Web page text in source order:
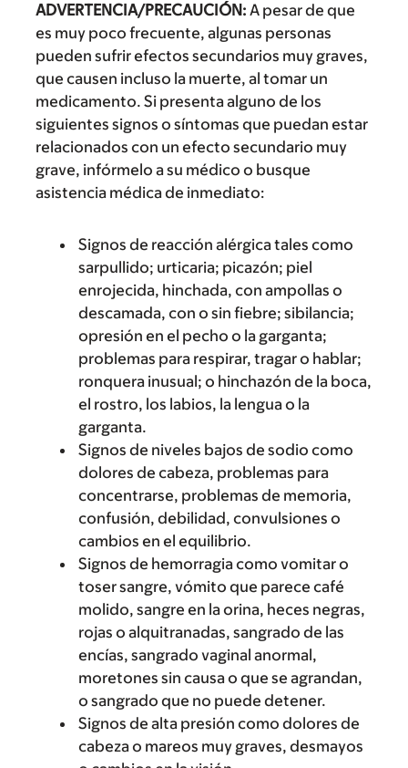
ADVERTENCIA/PRECAUCIÓN: A pesar de que
es muy poco frecuente, algunas personas
pueden sufrir efectos secundarios muy graves,
que causen incluso la muerte, al tomar un
medicamento. Si presenta alguno de los
siguientes signos o síntomas que puedan estar
relacionados con un efecto secundario muy
grave, infórmelo a su médico o busque
asistencia médica de inmediato:
Signos de reacción alérgica tales como
sarpullido; urticaria; picazón; piel
enrojecida, hinchada, con ampollas o
descamada, con o sin fiebre; sibilancia;
opresión en el pecho o la garganta;
problemas para respirar, tragar o hablar;
ronquera inusual; o hinchazón de la boca,
el rostro, los labios, la lengua o la
garganta.
Signos de niveles bajos de sodio como
dolores de cabeza, problemas para
concentrarse, problemas de memoria,
confusión, debilidad, convulsiones o
cambios en el equilibrio.
Signos de hemorragia como vomitar o
toser sangre, vómito que parece café
molido, sangre en la orina, heces negras,
rojas o alquitranadas, sangrado de las
encías, sangrado vaginal anormal,
moretones sin causa o que se agrandan,
o sangrado que no puede detener.
Signos de alta presión como dolores de
cabeza o mareos muy graves, desmayos